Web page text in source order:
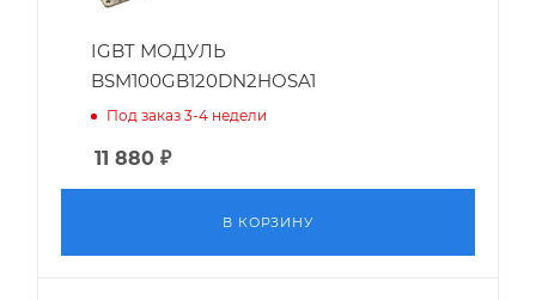
IGBT МОДУЛЬ
BSM100GB120DN2HOSA1
Под заказ 3-4 недели
11 880 ₽
В КОРЗИНУ